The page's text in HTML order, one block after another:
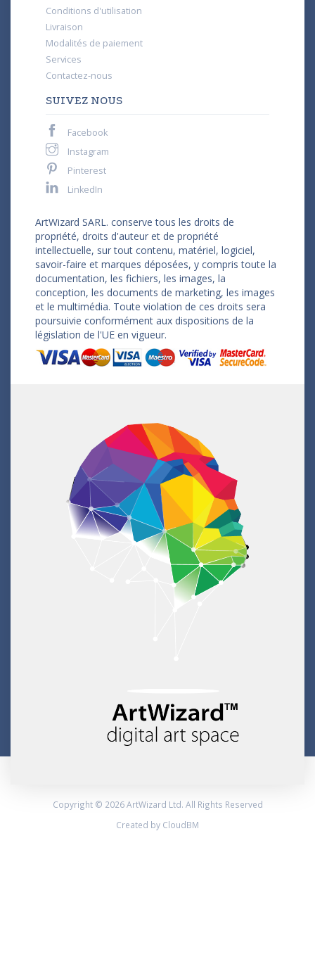
Conditions d'utilisation
Livraison
Modalités de paiement
Services
Contactez-nous
SUIVEZ NOUS
Facebook
Instagram
Pinterest
LinkedIn
ArtWizard SARL. conserve tous les droits de
propriété, droits d'auteur et de propriété
intellectuelle, sur tout contenu, matériel, logiciel,
savoir-faire et marques déposées, y compris toute la
documentation, les fichiers, les images, la
conception, les documents de marketing, les images
et le multimédia. Toute violation de ces droits sera
poursuivie conformément aux dispositions de la
législation de l'UE en vigueur.
Copyright © 2026 ArtWizard Ltd. All Rights Reserved
Created by CloudBM